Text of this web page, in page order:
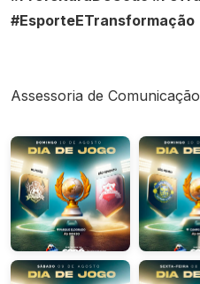
#EsporteETransformação
Assessoria de Comunicação